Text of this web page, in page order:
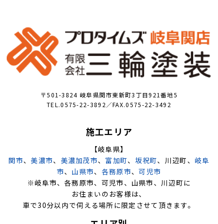
〒501-3824 岐阜県関市東新町3丁目921番地5
TEL.0575-22-3892／FAX.0575-22-3492
施工エリア
【岐阜県】
関市、美濃市、 美濃加茂市、 富加町、 坂祝町、川辺町、 岐阜
市、 山県市、 各務原市、可児市
※岐阜市、各務原市、可児市、山県市、川辺町に
お住まいのお客様は、
車で30分以内で伺える場所に限定させて頂きます。